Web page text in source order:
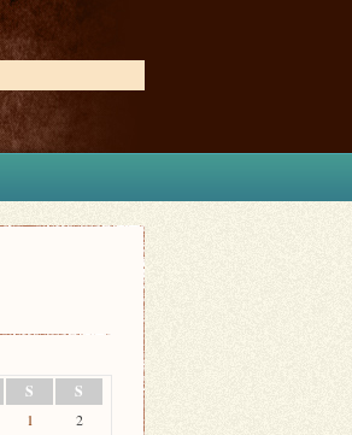
S S
1
2